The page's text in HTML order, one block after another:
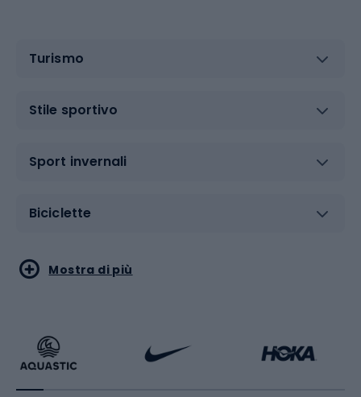
Turismo
Stile sportivo
Sport invernali
Biciclette
Sport acquatici
Bikepacking
Sport di arti marziali
Sport con le racchette
Mostra di più